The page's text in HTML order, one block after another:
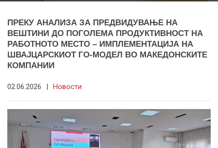
ПРЕКУ АНАЛИЗА ЗА ПРЕДВИДУВАЊЕ НА
ВЕШТИНИ ДО ПОГОЛЕМА ПРОДУКТИВНОСТ НА
РАБОТНОТО МЕСТО – ИМПЛЕМЕНТАЦИЈА НА
ШВАЈЦАРСКИОТ ГО-МОДЕЛ ВО МАКЕДОНСКИТЕ
КОМПАНИИ
02.06.2026 | Новости